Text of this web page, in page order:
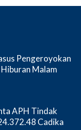
Pengeroyokan
Malam
APH Tindak
Cadika